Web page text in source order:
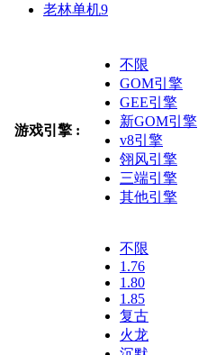
老林单机9
游戏引擎 :
不限
GOM引擎
GEE引擎
新GOM引擎
v8引擎
翎风引擎
三端引擎
其他引擎
不限
1.76
1.80
1.85
复古
火龙